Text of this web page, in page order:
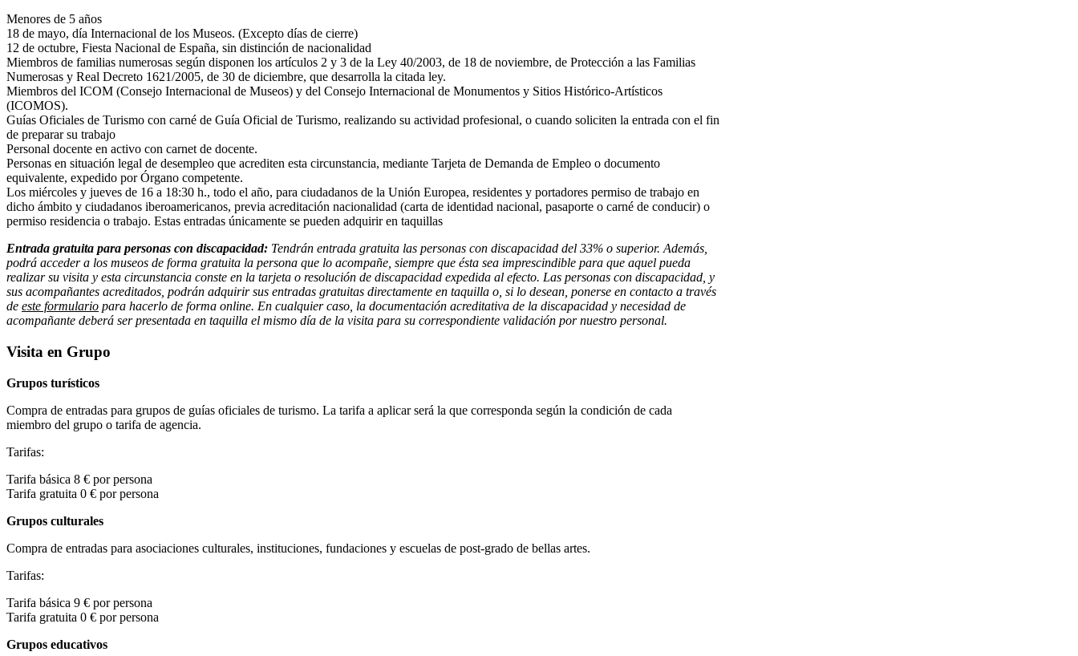
Menores de 5 años
18 de mayo, día Internacional de los Museos. (Excepto días de cierre)
12 de octubre, Fiesta Nacional de España, sin distinción de nacionalidad
Miembros de familias numerosas según disponen los artículos 2 y 3 de la Ley 40/2003, de 18 de noviembre, de Protección a las Familias
Numerosas y Real Decreto 1621/2005, de 30 de diciembre, que desarrolla la citada ley.
Miembros del ICOM (Consejo Internacional de Museos) y del Consejo Internacional de Monumentos y Sitios Histórico-Artísticos
(ICOMOS).
Guías Oficiales de Turismo con carné de Guía Oficial de Turismo, realizando su actividad profesional, o cuando soliciten la entrada con el fin
de preparar su trabajo
Personal docente en activo con carnet de docente.
Personas en situación legal de desempleo que acrediten esta circunstancia, mediante Tarjeta de Demanda de Empleo o documento
equivalente, expedido por Órgano competente.
Los miércoles y jueves de 16 a 18:30 h., todo el año, para ciudadanos de la Unión Europea, residentes y portadores permiso de trabajo en
dicho ámbito y ciudadanos iberoamericanos, previa acreditación nacionalidad (carta de identidad nacional, pasaporte o carné de conducir) o
permiso residencia o trabajo. Estas entradas únicamente se pueden adquirir en taquillas
Entrada gratuita para personas con discapacidad: Tendrán entrada gratuita las personas con discapacidad del 33% o superior. Además,
podrá acceder a los museos de forma gratuita la persona que lo acompañe, siempre que ésta sea imprescindible para que aquel pueda
realizar su visita y esta circunstancia conste en la tarjeta o resolución de discapacidad expedida al efecto. Las personas con discapacidad, y
sus acompañantes acreditados, podrán adquirir sus entradas gratuitas directamente en taquilla o, si lo desean, ponerse en contacto a través
de este formulario para hacerlo de forma online. En cualquier caso, la documentación acreditativa de la discapacidad y necesidad de
acompañante deberá ser presentada en taquilla el mismo día de la visita para su correspondiente validación por nuestro personal.
Visita en Grupo
Grupos turísticos
Compra de entradas para grupos de guías oficiales de turismo. La tarifa a aplicar será la que corresponda según la condición de cada
miembro del grupo o tarifa de agencia.
Tarifas:
Tarifa básica 8 € por persona
Tarifa gratuita 0 € por persona
Grupos culturales
Compra de entradas para asociaciones culturales, instituciones, fundaciones y escuelas de post-grado de bellas artes.
Tarifas:
Tarifa básica 9 € por persona
Tarifa gratuita 0 € por persona
Grupos educativos